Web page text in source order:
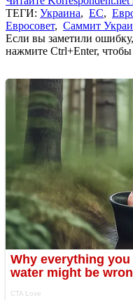
ТЕГИ: Украина, ЕС,
Евросовет, Саммит
Если вы заметили
нажмите Ctrl+Enter,